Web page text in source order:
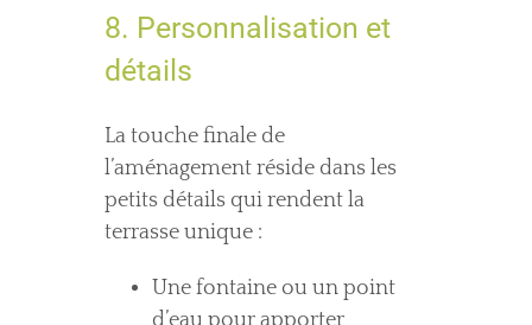
8. Personnalisation et
détails
La touche finale de
l’aménagement réside dans les
petits détails qui rendent la
terrasse unique :
Une fontaine ou un point